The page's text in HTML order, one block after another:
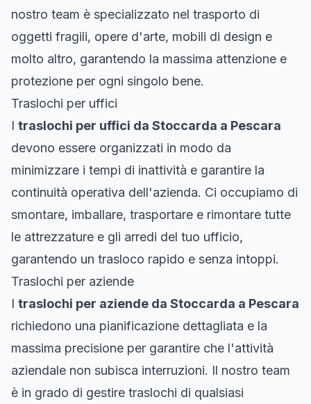
nostro team è specializzato nel trasporto di
oggetti fragili, opere d'arte, mobili di design e
molto altro, garantendo la massima attenzione e
protezione per ogni singolo bene.
Traslochi per uffici
I traslochi per uffici da Stoccarda a Pescara
devono essere organizzati in modo da
minimizzare i tempi di inattività e garantire la
continuità operativa dell'azienda. Ci occupiamo di
smontare, imballare, trasportare e rimontare tutte
le attrezzature e gli arredi del tuo ufficio,
garantendo un trasloco rapido e senza intoppi.
Traslochi per aziende
I traslochi per aziende da Stoccarda a Pescara
richiedono una pianificazione dettagliata e la
massima precisione per garantire che l'attività
aziendale non subisca interruzioni. Il nostro team
è in grado di gestire traslochi di qualsiasi